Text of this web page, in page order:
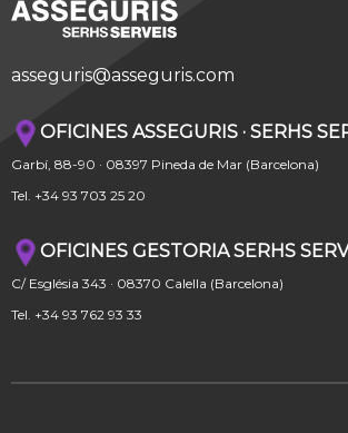
asseguris@asseguris.com
OFICINES ASSEGURIS · SERHS
Garbí, 88-90 · 08397 Pineda de Mar (Barcelona)
Tel. +34 93 703 25 20
OFICINES GESTORIA SERHS
C/ Església 343 · 08370 Calella (Barcelona)
Tel. +34 93 762 93 33